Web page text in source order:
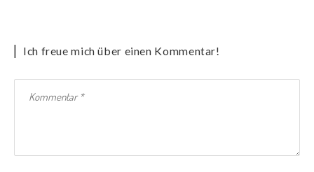
Ich freue mich über einen Kommentar!